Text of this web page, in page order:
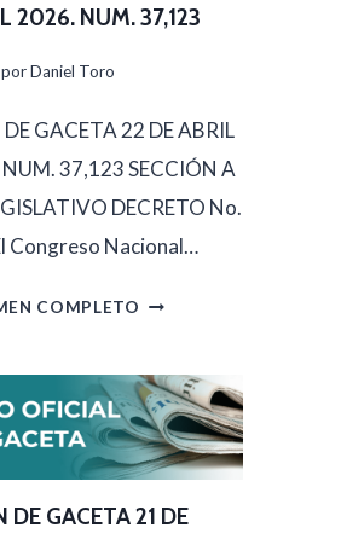
G
A
C
E
A
3
D
E
A
2026. NUM. 37,123
Daniel Toro
DE GACETA 22 DE ABRIL
37,123 SECCIÓN A
DECRETO No.
Congreso Nacional…
COMPLETO R
S
U
M
DE GACETA 21 DE